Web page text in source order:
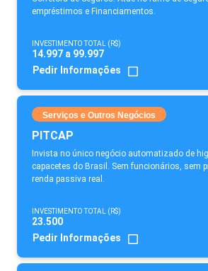
empréstimos e Financiamentos.
INVESTIMENTO TOTAL (R$)
14.997 a 99.997
Pedir Informações
Serviços e Outros Negócios
PITCAP
Invista no único negócio automatizado de
capacetes do Brasil. Sem funcionários, sem
renda passiva real.
INVESTIMENTO TOTAL (R$)
23.500
Pedir Informações